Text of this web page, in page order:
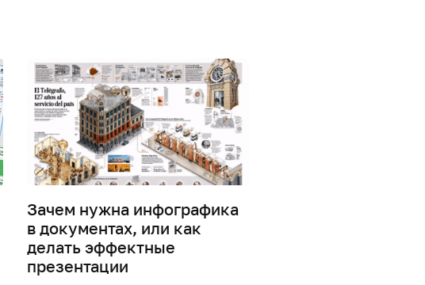
Зачем нужна инфографика
в документах, или как
делать эффектные
презентации